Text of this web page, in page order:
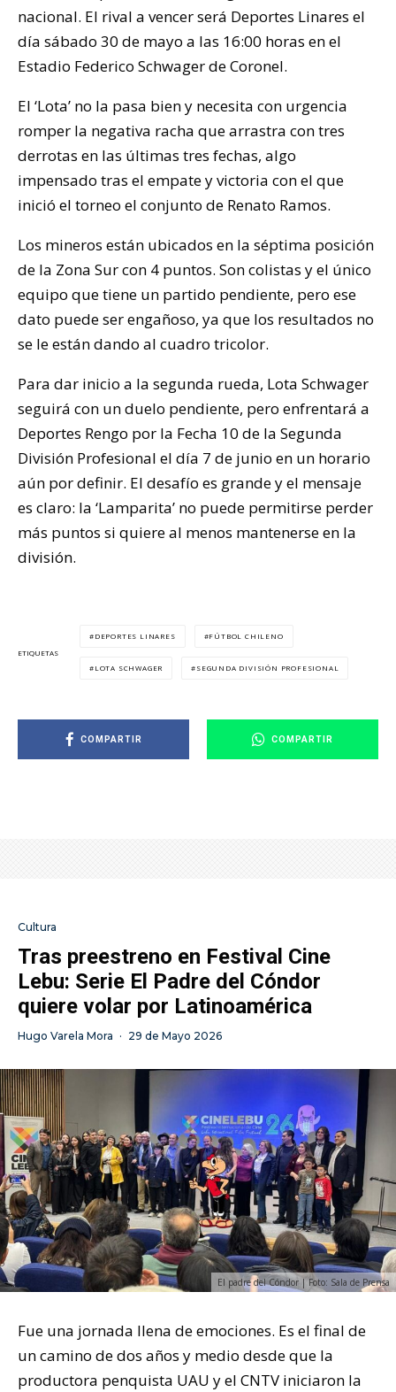
nacional. El rival a vencer será Deportes Linares el
día sábado 30 de mayo a las 16:00 horas en el
Estadio Federico Schwager de Coronel.
El ‘Lota’ no la pasa bien y necesita con urgencia
romper la negativa racha que arrastra con tres
derrotas en las últimas tres fechas, algo
impensado tras el empate y victoria con el que
inició el torneo el conjunto de Renato Ramos.
Los mineros están ubicados en la séptima posición
de la Zona Sur con 4 puntos. Son colistas y el único
equipo que tiene un partido pendiente, pero ese
dato puede ser engañoso, ya que los resultados no
se le están dando al cuadro tricolor.
Para dar inicio a la segunda rueda, Lota Schwager
seguirá con un duelo pendiente, pero enfrentará a
Deportes Rengo por la Fecha 10 de la Segunda
División Profesional el día 7 de junio en un horario
aún por definir. El desafío es grande y el mensaje
es claro: la ‘Lamparita’ no puede permitirse perder
más puntos si quiere al menos mantenerse en la
división.
ETIQUETAS
DEPORTES LINARES FÚTBOL CHILENO
LOTA SCHWAGER SEGUNDA DIVISIÓN PROFESIONAL
COMPARTIR COMPARTIR
Cultura
Tras preestreno en Festival Cine
Lebu: Serie El Padre del Cóndor
quiere volar por Latinoamérica
Hugo Varela Mora · 29 de Mayo 2026
El padre del Cóndor | Foto: Sala de Prensa
Fue una jornada llena de emociones. Es el final de
un camino de dos años y medio desde que la
productora penquista UAU y el CNTV iniciaron la